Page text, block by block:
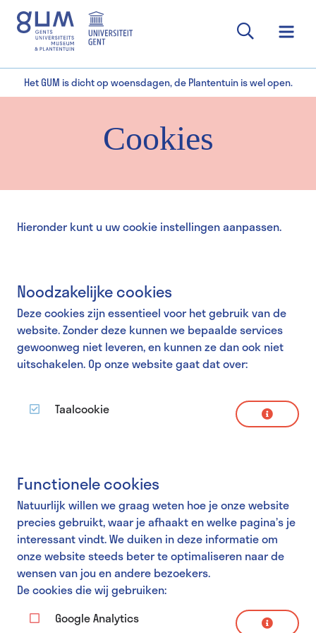
Het GUM is dicht op woensdagen, de Plantentuin is wel open.
Cookies
Hieronder kunt u uw cookie instellingen aanpassen.
Noodzakelijke cookies
Deze cookies zijn essentieel voor het gebruik van de
website. Zonder deze kunnen we bepaalde services
gewoonweg niet leveren, en kunnen ze dan ook niet
uitschakelen. Op onze website gaat dat over:
Taalcookie
Omschrijving
Met deze cookie onthouden we jouw taalvoorkeur
op de website, zodat we je niet telkens bij een
nieuw bezoek naar de default taalversie van de
website doorsluizen.
Looptijd
Deze cookie wordt gedurende 1 jaar bewaard.
Functionele cookies
Natuurlijk willen we graag weten hoe je onze website
precies gebruikt, waar je afhaakt en welke pagina’s je
interessant vindt. We duiken in deze informatie om
onze website steeds beter te optimaliseren naar de
wensen van jou en andere bezoekers.
De cookies die wij gebruiken:
Google Analytics